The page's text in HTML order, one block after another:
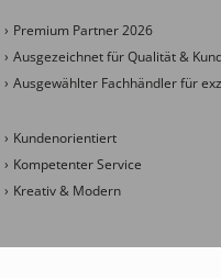
Premium Partner 2026
Ausgezeichnet für Qualität &
Ausgewählter Fachhändler für
Kundenorientiert
Kompetenter Service
Kreativ & Modern